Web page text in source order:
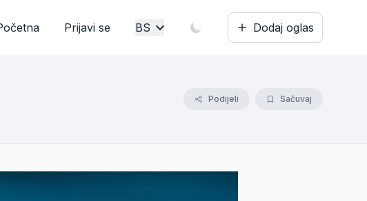
Prijavi se BS Dodaj oglas
Podijeli Sačuvaj